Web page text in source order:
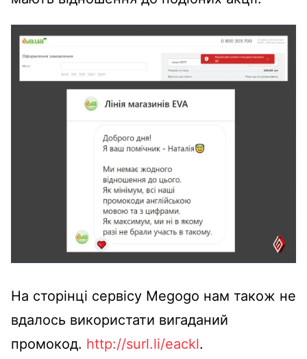
На сторінці сервісу Megogo нам також не
вдалось використати вигаданий
промокод. http://surl.li/eackl.